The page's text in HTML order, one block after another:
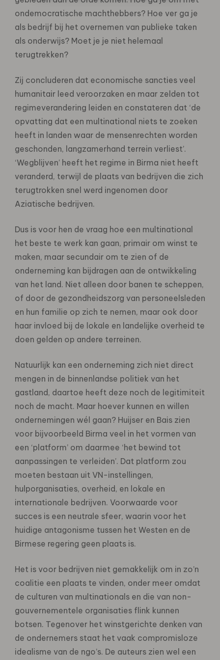
ondemocratische machthebbers? Hoe ver ga je
als bedrijf bij het overnemen van publieke taken
als onderwijs? Moet je je niet helemaal
terugtrekken?
Zij concluderen dat economische sancties veel
humanitair leed veroorzaken en maar zelden tot
regimeverandering leiden en constateren dat ‘de
opvatting dat een multinational niets te zoeken
heeft in landen waar de mensenrechten worden
geschonden, langzamerhand terrein verliest’.
‘Wegblijven’ heeft het regime in Birma niet heeft
veranderd, terwijl de plaats van bedrijven die zich
terugtrokken snel werd ingenomen door
Aziatische bedrijven.
Dus is voor hen de vraag hoe een multinational
het beste te werk kan gaan, primair om winst te
maken, maar secundair om te zien of de
onderneming kan bijdragen aan de ontwikkeling
van het land. Niet alleen door banen te scheppen,
of door de gezondheidszorg van personeelsleden
en hun familie op zich te nemen, maar ook door
haar invloed bij de lokale en landelijke overheid te
doen gelden op andere terreinen.
Natuurlijk kan een onderneming zich niet direct
mengen in de binnenlandse politiek van het
gastland, daartoe heeft deze noch de legitimiteit
noch de macht. Maar hoever kunnen en willen
ondernemingen wél gaan? Huijser en Bais zien
voor bijvoorbeeld Birma veel in het vormen van
een ‘platform’ om daarmee ‘het bewind tot
aanpassingen te verleiden’. Dat platform zou
moeten bestaan uit VN-instellingen,
hulporganisaties, overheid, en lokale en
internationale bedrijven. Voorwaarde voor
succes is een neutrale sfeer, waarin voor het
huidige antagonisme tussen het Westen en de
Birmese regering geen plaats is.
Het is voor bedrijven niet gemakkelijk om in zo’n
coalitie een plaats te vinden, onder meer omdat
de culturen van multinationals en die van non-
gouvernementele organisaties flink kunnen
botsen. Tegenover het winstgerichte denken van
de ondernemers staat het vaak compromisloze
idealisme van de ngo’s. De auteurs zien wel een